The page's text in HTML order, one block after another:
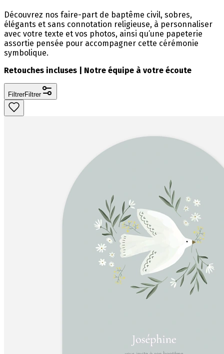
Découvrez nos faire-part de baptême civil, sobres,
élégants et sans connotation religieuse, à personnaliser
avec votre texte et vos photos, ainsi qu’une papeterie
assortie pensée pour accompagner cette cérémonie
symbolique.
Retouches incluses | Notre équipe à votre écoute
FiltrerFiltrer